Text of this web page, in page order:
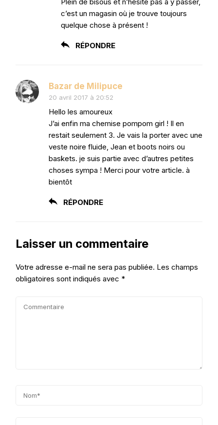
c’est un magasin où je trouve toujours
quelque chose à présent !
RÉPONDRE
Bazar de Milipuce
20 avril 2017 à 20:52
Hello les amoureux
J’ai enfin ma chemise pompom girl ! Il en
restait seulement 3. Je vais la porter avec une
veste noire fluide, Jean et boots noirs ou
baskets. je suis partie avec d’autres petites
choses sympa ! Merci pour votre article. à
bientôt
RÉPONDRE
Laisser un commentaire
Votre adresse e-mail ne sera pas publiée. Les champs
obligatoires sont indiqués avec *